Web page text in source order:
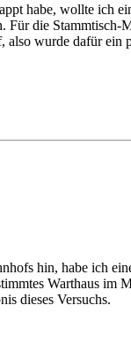
habe, wollte ich
Für die Stammtisch-
wurde dafür ein
hin, habe ich
Warthaus im
dieses Versuchs.